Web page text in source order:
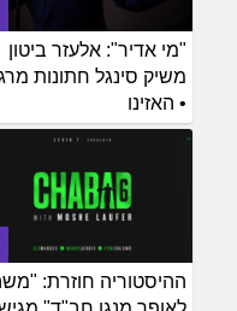
"מי אדיר": אלעזר ביטון
משיק סינגל חתונות
• האזינו
ההיסטוריה חוזרת: